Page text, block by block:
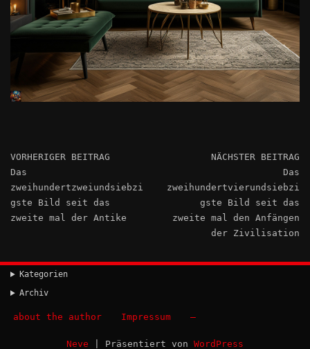
VORHERIGER BEITRAG
Das
zweihundertzweiundsiebzi
gste Bild seit das
zweite mal der Antike
NÄCHSTER BEITRAG
Das
zweihundertvierundsiebzi
gste Bild seit das
zweite mal den Anfängen
der Zivilisation
Kategorien
Archiv
about the author Impressum –
Neve | Präsentiert von WordPress